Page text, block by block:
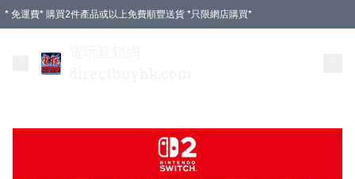
* 免運費* 購買2件產品或以上免費順豐送貨 *只限網店購買*